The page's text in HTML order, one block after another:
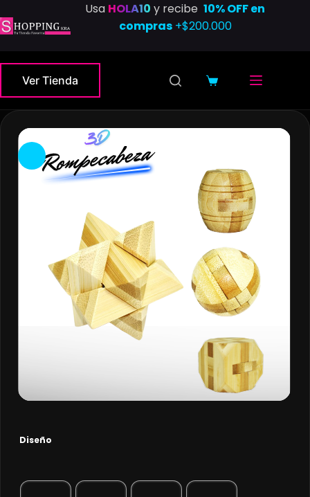
al
Usa HOLA10 y recibe10% OFF en
compras+$200.000
Ver Tienda
Carro
Diseño